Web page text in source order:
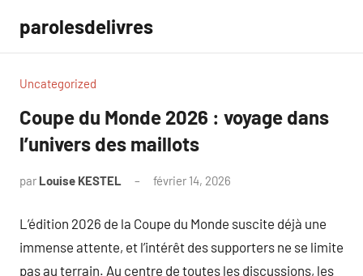
contenu
parolesdelivres
Uncategorized
Coupe du Monde 2026 : voyage dans
l’univers des maillots
par Louise KESTEL février 14, 2026
L’édition 2026 de la Coupe du Monde suscite déjà une
immense attente, et l’intérêt des supporters ne se limite
pas au terrain. Au centre de toutes les discussions, les